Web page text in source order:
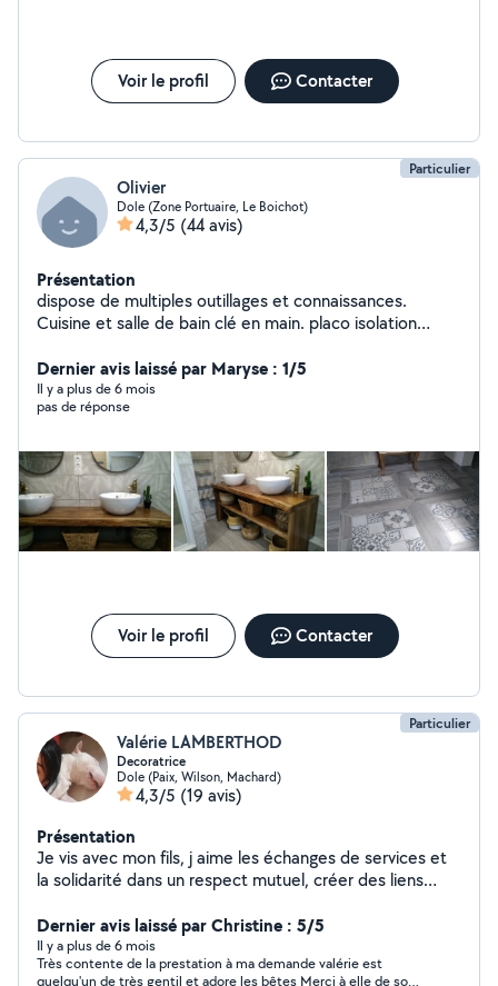
Voir le profil Contacter
Particulier
Olivier
Dole (Zone Portuaire, Le Boichot)
4,3/5 (44 avis)
Présentation
dispose de multiples outillages et connaissances.
Cuisine et salle de bain clé en main. placo isolation
cuisine et menuiserie ferronnerie arc et mig maçonnerie
plomberie électricité entretien espaces
verts...dépannage en tous genres..à faible coût..
désactivé et décoratif suivant volume. élagage taille
d'arbres. abattage....curage et débouchage
canalisations.... me contacter si un doute ou un conseil.
possibilté de location de quelques matériels.
Dernier avis laissé par Maryse : 1/5
Il y a plus de 6 mois
pas de réponse
Voir le profil Contacter
Particulier
Valérie LAMBERTHOD
Decoratrice
Dole (Paix, Wilson, Machard)
4,3/5 (19 avis)
Présentation
Je vis avec mon fils, j aime les échanges de services et
la solidarité dans un respect mutuel, créer des liens
les voyages sont ma passion ,afin de découvrir d autres
cultures et d aller au plus près des habitants justement
pour échanger sur notre façon de vivre parfois
Dernier avis laissé par Christine : 5/5
Il y a plus de 6 mois
Très contente de la prestation à ma demande valérie est
quelqu'un de très gentil et adore les bêtes Merci à elle de son